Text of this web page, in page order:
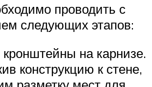
проводить с
следующих этапов:
на карнизе.
конструкцию к стене,